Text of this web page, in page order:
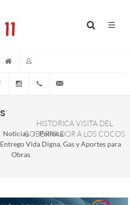
FacebookInstagram(+54)(9)3548-576073
COCOS, ENTREGO VIDA
HISTORICA VISITA DEL
GOBERNADOR A LOS COCOS
Noticias
Política
Vida Digna, Gas y Aportes para
Obras